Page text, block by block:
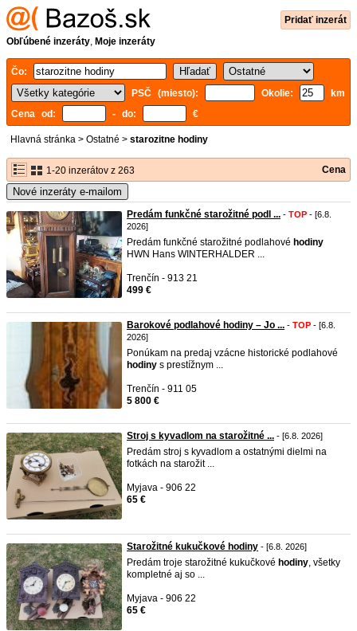
Pridať inzerát
Obľúbené inzeráty, Moje inzeráty
Čo:
PSČ (miesto):
Okolie:
km
Cena od:
- do: €
Hlavná stránka > Ostatné > starozitne hodiny
1-20 inzerátov z 263 Cena
Nové inzeráty e-mailom
Predám funkčné starožitné podl ... - TOP - [6.8.
2026]
Predám funkčné starožitné podlahové hodiny
HWN Hans WINTERHALDER ...
Trenčín - 913 21
499 €
Barokové podlahové hodiny – Jo ... - TOP - [6.8.
2026]
Ponúkam na predaj vzácne historické podlahové
hodiny s prestížnym ...
Trenčín - 911 05
5 800 €
Stroj s kyvadlom na starožitné ... - [6.8. 2026]
Predám stroj s kyvadlom a ostatnými dielmi na
fotkách na starožit ...
Myjava - 906 22
65 €
Starožitné kukučkové hodiny - [6.8. 2026]
Predám troje starožitné kukučkové hodiny, všetky
kompletné aj so ...
Myjava - 906 22
65 €